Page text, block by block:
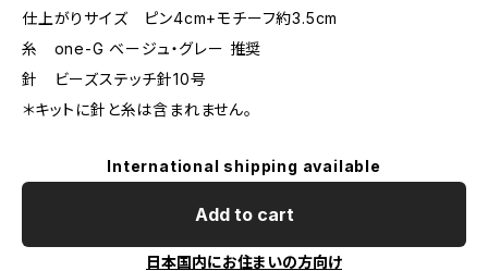
仕上がりサイズ ピン4cm+モチーフ約3.5cm
糸 one-G ベージュ・グレー 推奨
針 ビーズステッチ針10号
＊キットに針と糸は含まれません。
International shipping available
Add to cart
日本国内にお住まいの方向け